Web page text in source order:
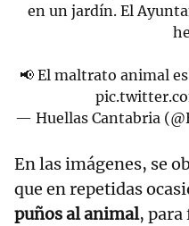
en un jardín. El
📢 El maltrato animal
— Huellas Cantabria
En las imágenes, se
que en repetidas
puños al animal, para